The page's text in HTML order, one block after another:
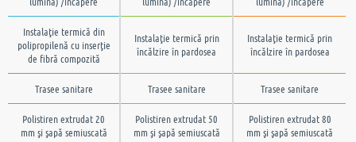
Instalaţie termică din
polipropilenă cu inserţie
de fibră compozită
Instalaţie termică prin
încălzire în pardosea
Instalaţie termică prin
încălzire în pardosea
Trasee sanitare Trasee sanitare Trasee sanitare
Polistiren extrudat 20
mm şi şapă semiuscată
Polistiren extrudat 50
mm şi şapă semiuscată
Polistiren extrudat 80
mm şi şapă semiuscată